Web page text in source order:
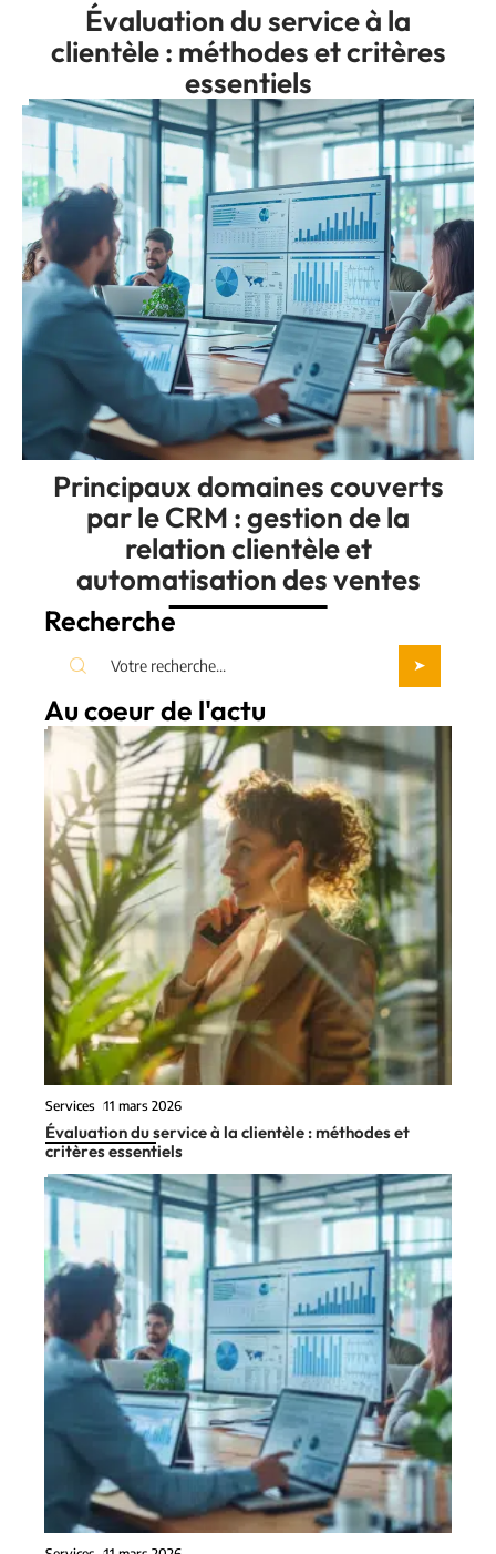
Évaluation du service à la
clientèle : méthodes et critères
essentiels
Principaux domaines couverts
par le CRM : gestion de la
relation clientèle et
automatisation des ventes
Recherche
Au coeur de l'actu
Services 11 mars 2026
Évaluation du service à la clientèle : méthodes et
critères essentiels